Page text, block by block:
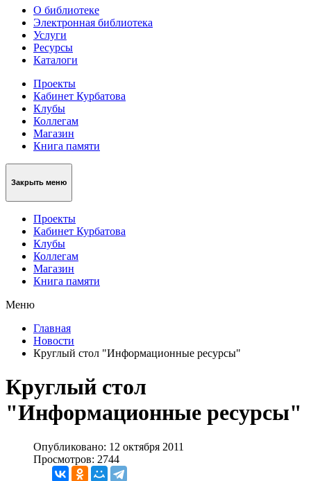
О библиотеке
Электронная библиотека
Услуги
Ресурсы
Каталоги
Проекты
Кабинет Курбатова
Клубы
Коллегам
Магазин
Книга памяти
Закрыть меню
Проекты
Кабинет Курбатова
Клубы
Коллегам
Магазин
Книга памяти
Меню
Главная
Новости
Круглый стол "Информационные ресурсы"
Круглый стол
"Информационные ресурсы"
Опубликовано: 12 октября 2011
Просмотров: 2744